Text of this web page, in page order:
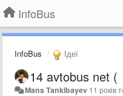
InfoBus
InfoBus Ідеї
14 avtobus net (
Mans Tankibayev 11 років